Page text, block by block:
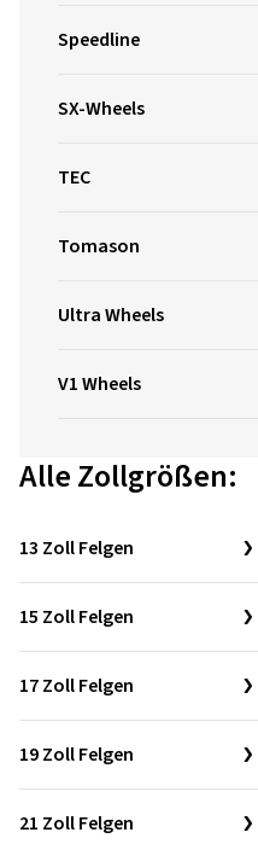
Speedline
SX-Wheels
TEC
Tomason
Ultra Wheels
V1 Wheels
Alle Zollgrößen:
13 Zoll Felgen
15 Zoll Felgen
17 Zoll Felgen
19 Zoll Felgen
21 Zoll Felgen